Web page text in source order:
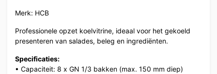
Merk: HCB
Professionele opzet koelvitrine, ideaal voor het gekoeld
presenteren van salades, beleg en ingrediënten.
Specificaties:
• Capaciteit: 8 x GN 1/3 bakken (max. 150 mm diep)